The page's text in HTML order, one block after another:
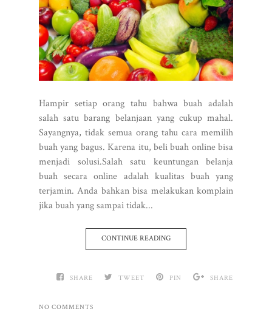
Hampir setiap orang tahu bahwa buah adalah
salah satu barang belanjaan yang cukup mahal.
Sayangnya, tidak semua orang tahu cara memilih
buah yang bagus. Karena itu, beli buah online bisa
menjadi solusi.Salah satu keuntungan belanja
buah secara online adalah kualitas buah yang
terjamin. Anda bahkan bisa melakukan komplain
jika buah yang sampai tidak...
CONTINUE READING
SHARE TWEET PIN SHARE
NO COMMENTS